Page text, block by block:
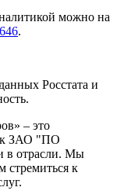
можно на
.
Росстата и
– это
к ЗАО "ПО
отрасли. Мы
стремиться к